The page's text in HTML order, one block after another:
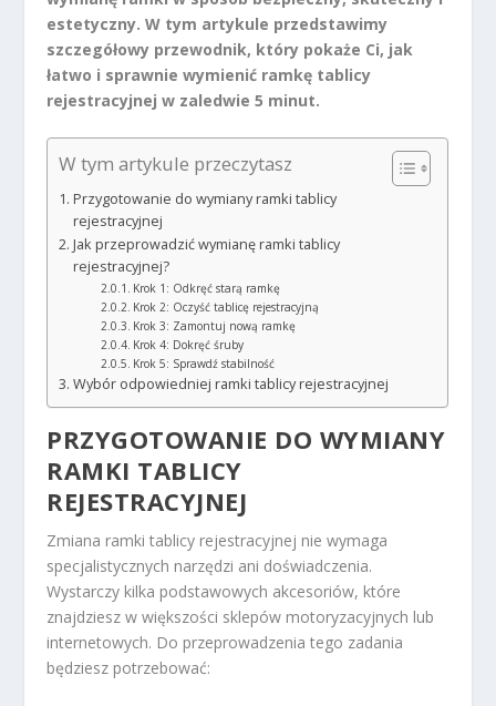
estetyczny. W tym artykule przedstawimy
szczegółowy przewodnik, który pokaże Ci, jak
łatwo i sprawnie wymienić ramkę tablicy
rejestracyjnej w zaledwie 5 minut.
W tym artykule przeczytasz
Przygotowanie do wymiany ramki tablicy
rejestracyjnej
Jak przeprowadzić wymianę ramki tablicy
rejestracyjnej?
Krok 1: Odkręć starą ramkę
Krok 2: Oczyść tablicę rejestracyjną
Krok 3: Zamontuj nową ramkę
Krok 4: Dokręć śruby
Krok 5: Sprawdź stabilność
Wybór odpowiedniej ramki tablicy rejestracyjnej
PRZYGOTOWANIE DO WYMIANY
RAMKI TABLICY
REJESTRACYJNEJ
Zmiana ramki tablicy rejestracyjnej nie wymaga
specjalistycznych narzędzi ani doświadczenia.
Wystarczy kilka podstawowych akcesoriów, które
znajdziesz w większości sklepów motoryzacyjnych lub
internetowych. Do przeprowadzenia tego zadania
będziesz potrzebować: